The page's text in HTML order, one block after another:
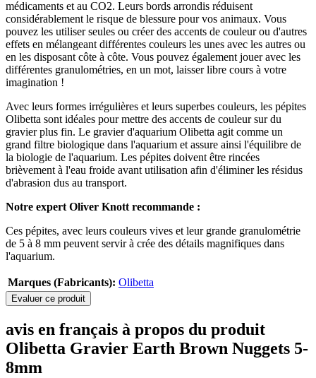
médicaments et au CO2. Leurs bords arrondis réduisent
considérablement le risque de blessure pour vos animaux. Vous
pouvez les utiliser seules ou créer des accents de couleur ou d'autres
effets en mélangeant différentes couleurs les unes avec les autres ou
en les disposant côte à côte. Vous pouvez également jouer avec les
différentes granulométries, en un mot, laisser libre cours à votre
imagination !
Avec leurs formes irrégulières et leurs superbes couleurs, les pépites
Olibetta sont idéales pour mettre des accents de couleur sur du
gravier plus fin. Le gravier d'aquarium Olibetta agit comme un
grand filtre biologique dans l'aquarium et assure ainsi l'équilibre de
la biologie de l'aquarium. Les pépites doivent être rincées
brièvement à l'eau froide avant utilisation afin d'éliminer les résidus
d'abrasion dus au transport.
Notre expert Oliver Knott recommande :
Ces pépites, avec leurs couleurs vives et leur grande granulométrie
de 5 à 8 mm peuvent servir à crée des détails magnifiques dans
l'aquarium.
Marques (Fabricants): Olibetta
Evaluer ce produit
avis en français à propos du produit
Olibetta Gravier Earth Brown Nuggets 5-
8mm